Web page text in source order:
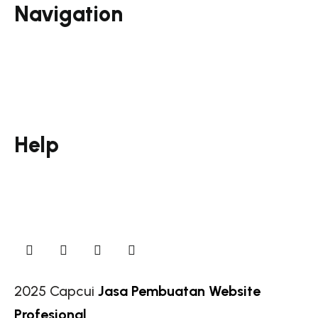
Navigation
Help
2025 Capcui Jasa Pembuatan Website
Profesional